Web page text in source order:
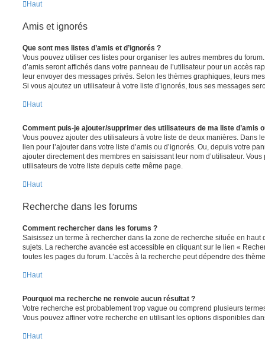
Haut
Amis et ignorés
Que sont mes listes d’amis et d’ignorés ?
Vous pouvez utiliser ces listes pour organiser les autres membres du
d’amis seront affichés dans votre panneau de l’utilisateur pour un accès
leur envoyer des messages privés. Selon les thèmes graphiques, leurs
Si vous ajoutez un utilisateur à votre liste d’ignorés, tous ses messages
Haut
Comment puis-je ajouter/supprimer des utilisateurs de ma liste d’amis
Vous pouvez ajouter des utilisateurs à votre liste de deux manières. Dans
lien pour l’ajouter dans votre liste d’amis ou d’ignorés. Ou, depuis votre
ajouter directement des membres en saisissant leur nom d’utilisateur.
utilisateurs de votre liste depuis cette même page.
Haut
Recherche dans les forums
Comment rechercher dans les forums ?
Saisissez un terme à rechercher dans la zone de recherche située en haut
sujets. La recherche avancée est accessible en cliquant sur le lien «
toutes les pages du forum. L’accès à la recherche peut dépendre des
Haut
Pourquoi ma recherche ne renvoie aucun résultat ?
Votre recherche est probablement trop vague ou comprend plusieurs
Vous pouvez affiner votre recherche en utilisant les options disponibles
Haut